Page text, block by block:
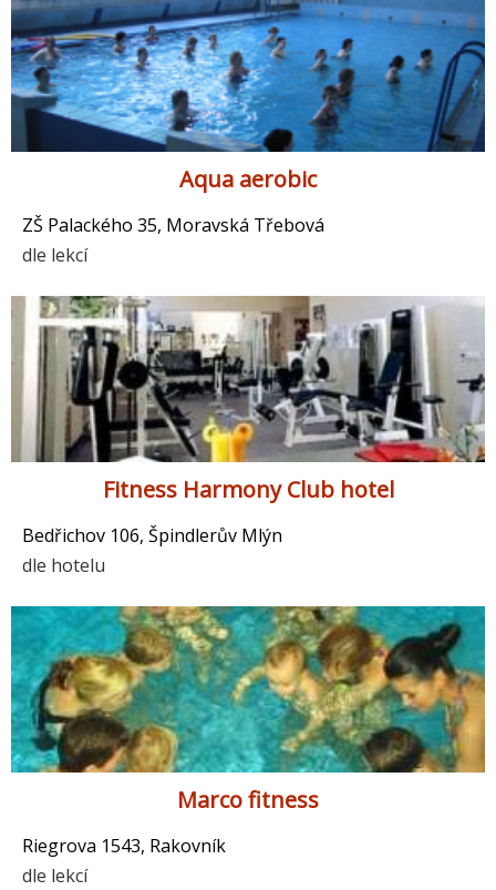
Aqua aerobic
ZŠ Palackého 35, Moravská Třebová
dle lekcí
Fitness Harmony Club hotel
Bedřichov 106, Špindlerův Mlýn
dle hotelu
Marco fitness
Riegrova 1543, Rakovník
dle lekcí